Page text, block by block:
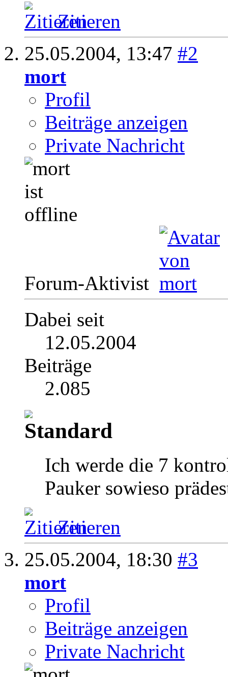
Zitieren
25.05.2004, 13:47 #2
mort
Profil
Beiträge anzeigen
Private Nachricht
Forum-Aktivist
Dabei seit
12.05.2004
Beiträge
2.085
Ich werde die 7
Pauker sowieso
Zitieren
25.05.2004, 18:30 #3
mort
Profil
Beiträge anzeigen
Private Nachricht